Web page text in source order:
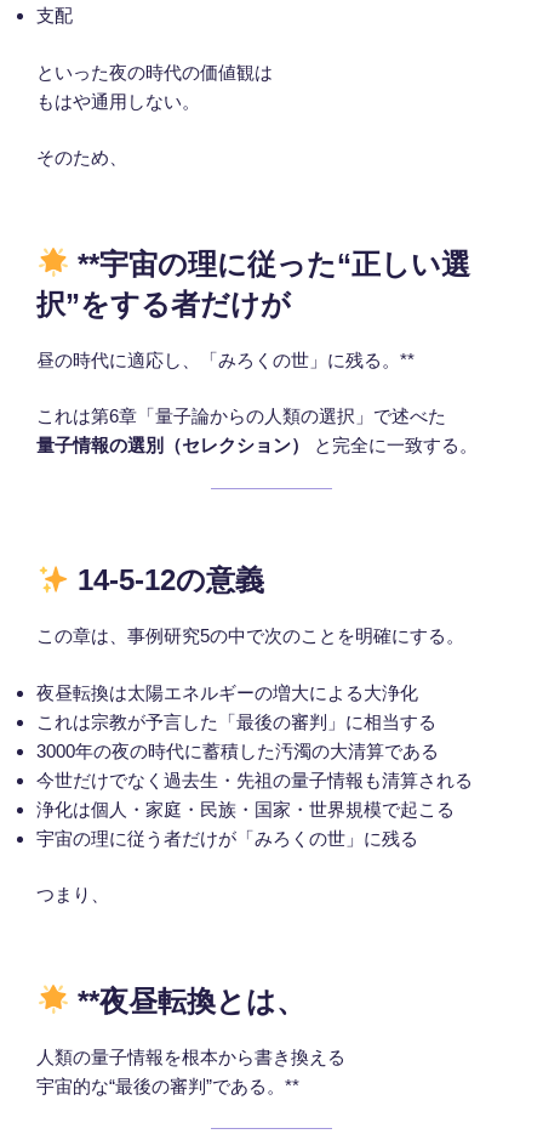
支配
といった夜の時代の価値観は
もはや通用しない。
そのため、
**宇宙の理に従った“正しい選
択”をする者だけが
昼の時代に適応し、「みろくの世」に残る。**
これは第6章「量子論からの人類の選択」で述べた
量子情報の選別（セレクション）
と完全に一致する。
14-5-12の意義
この章は、事例研究5の中で次のことを明確にする。
夜昼転換は太陽エネルギーの増大による大浄化
これは宗教が予言した「最後の審判」に相当する
3000年の夜の時代に蓄積した汚濁の大清算である
今世だけでなく過去生・先祖の量子情報も清算される
浄化は個人・家庭・民族・国家・世界規模で起こる
宇宙の理に従う者だけが「みろくの世」に残る
つまり、
**夜昼転換とは、
人類の量子情報を根本から書き換える
宇宙的な“最後の審判”である。**